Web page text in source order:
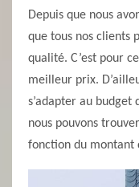
Depuis que nous
que tous nos clients
qualité. C’est pour
meilleur prix.
s’adapter au budget
nous pouvons
fonction du montant